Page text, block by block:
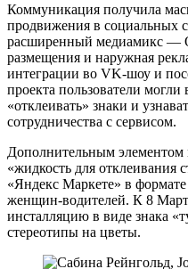
Коммуникация получила
продвижения в социальных
расширенный медиамикс —
размещения и наружная
интеграции во VK-шоу и
проекта пользователи
«отклеивать» знаки и
сотрудничества с сервисом.
Дополнительным элементом
«жидкость для отклеивания
«Яндекс Маркете» в
женщин-водителей. К 8
инсталляцию в виде знака
стереотипы на цветы.